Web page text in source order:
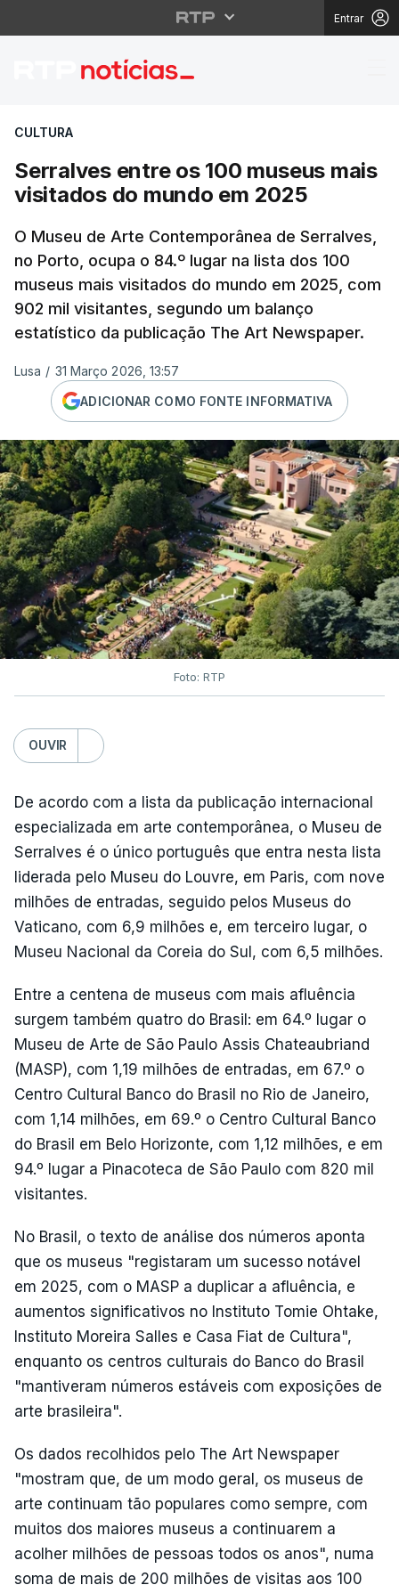
Entrar
Serralves entre os
CULTURA
Serralves entre os 100 museus mais
visitados do mundo em 2025
O Museu de Arte Contemporânea de Serralves,
no Porto, ocupa o 84.º lugar na lista dos 100
museus mais visitados do mundo em 2025, com
902 mil visitantes, segundo um balanço
estatístico da publicação The Art Newspaper.
Lusa / 31 Março 2026, 13:57
ADICIONAR COMO FONTE INFORMATIVA
Foto: RTP
OUVIR
De acordo com a lista da publicação internacional
especializada em arte contemporânea, o Museu de
Serralves é o único português que entra nesta lista
liderada pelo Museu do Louvre, em Paris, com nove
milhões de entradas, seguido pelos Museus do
Vaticano, com 6,9 milhões e, em terceiro lugar, o
Museu Nacional da Coreia do Sul, com 6,5 milhões.
Entre a centena de museus com mais afluência
surgem também quatro do Brasil: em 64.º lugar o
Museu de Arte de São Paulo Assis Chateaubriand
(MASP), com 1,19 milhões de entradas, em 67.º o
Centro Cultural Banco do Brasil no Rio de Janeiro,
com 1,14 milhões, em 69.º o Centro Cultural Banco
do Brasil em Belo Horizonte, com 1,12 milhões, e em
94.º lugar a Pinacoteca de São Paulo com 820 mil
visitantes.
No Brasil, o texto de análise dos números aponta
que os museus "registaram um sucesso notável
em 2025, com o MASP a duplicar a afluência, e
aumentos significativos no Instituto Tomie Ohtake,
Instituto Moreira Salles e Casa Fiat de Cultura",
enquanto os centros culturais do Banco do Brasil
"mantiveram números estáveis com exposições de
arte brasileira".
Os dados recolhidos pelo The Art Newspaper
"mostram que, de um modo geral, os museus de
arte continuam tão populares como sempre, com
muitos dos maiores museus a continuarem a
acolher milhões de pessoas todos os anos", numa
soma de mais de 200 milhões de visitas aos 100